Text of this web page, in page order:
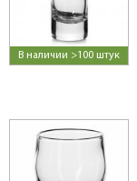
В наличии >100 штук